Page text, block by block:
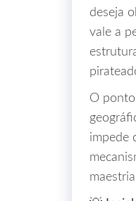
deseja
vale a
O
impede